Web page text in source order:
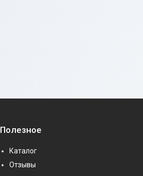
Полезное
Каталог
Отзывы